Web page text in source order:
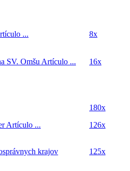
... 8x
SV. Omšu Artículo ... 16x
180x
Artículo ... 126x
krajov
125x